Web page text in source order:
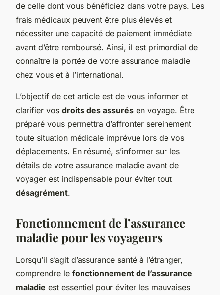
de celle dont vous bénéficiez dans votre pays. Les
frais médicaux peuvent être plus élevés et
nécessiter une capacité de paiement immédiate
avant d’être remboursé. Ainsi, il est primordial de
connaître la portée de votre assurance maladie
chez vous et à l’international.
L’objectif de cet article est de vous informer et
clarifier vos droits des assurés en voyage. Être
préparé vous permettra d’affronter sereinement
toute situation médicale imprévue lors de vos
déplacements. En résumé, s’informer sur les
détails de votre assurance maladie avant de
voyager est indispensable pour éviter tout
désagrément.
Fonctionnement de l’assurance
maladie pour les voyageurs
Lorsqu’il s’agit d’assurance santé à l’étranger,
comprendre le fonctionnement de l’assurance
maladie est essentiel pour éviter les mauvaises